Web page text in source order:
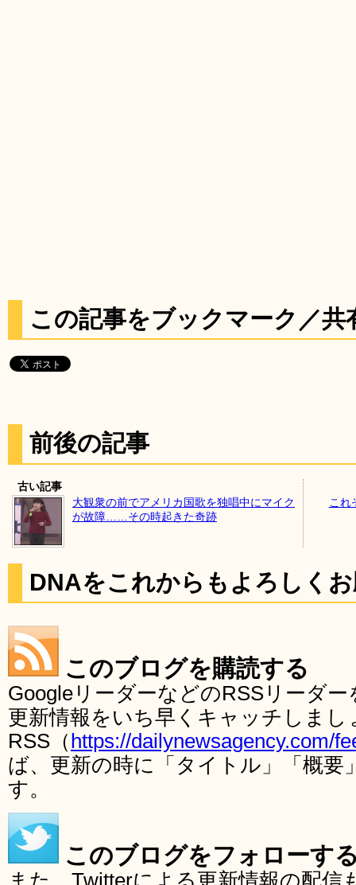
この記事をブックマーク／共
前後の記事
古い記事
大観衆の前でアメリカ国歌を独唱中にマイク
が故障……その時起きた奇跡
これ
DNAをこれからもよろしく
このブログを購読する
GoogleリーダーなどのRSSリーダ
更新情報をいち早くキャッチしま
RSS（ https://dailynewsagency.com/
ば、更新の時に「タイトル」「概要
す。
このブログをフォローす
また、Twitterによる更新情報の配